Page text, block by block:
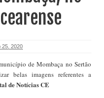
25, 2020
de Mombaça no Sertão
belas imagens referentes a
de Notícias CE